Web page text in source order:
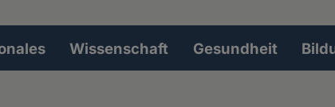
Wissenschaft Gesundheit